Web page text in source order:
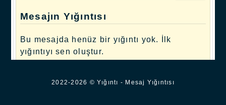
Mesajın Yığıntısı
Bu mesajda henüz bir yığıntı yok. İlk
yığıntıyı sen oluştur.
2022-2026 © Yığıntı - Mesaj Yığıntısı